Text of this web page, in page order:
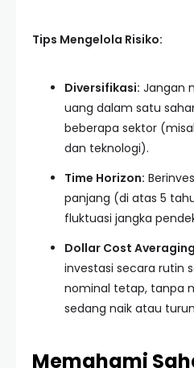
Tips Mengelola Risiko:
Diversifikasi: Jangan
uang dalam satu
beberapa sektor
dan teknologi).
Time Horizon:
panjang (di atas 5
fluktuasi jangka
Dollar Cost
investasi secara rutin
nominal tetap, tanpa
sedang naik atau
Memahami